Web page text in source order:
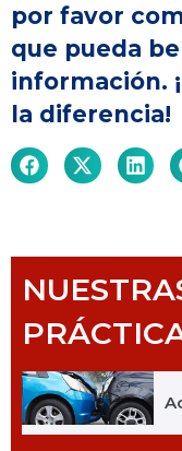
por favor
que pueda
información.
la diferencia!